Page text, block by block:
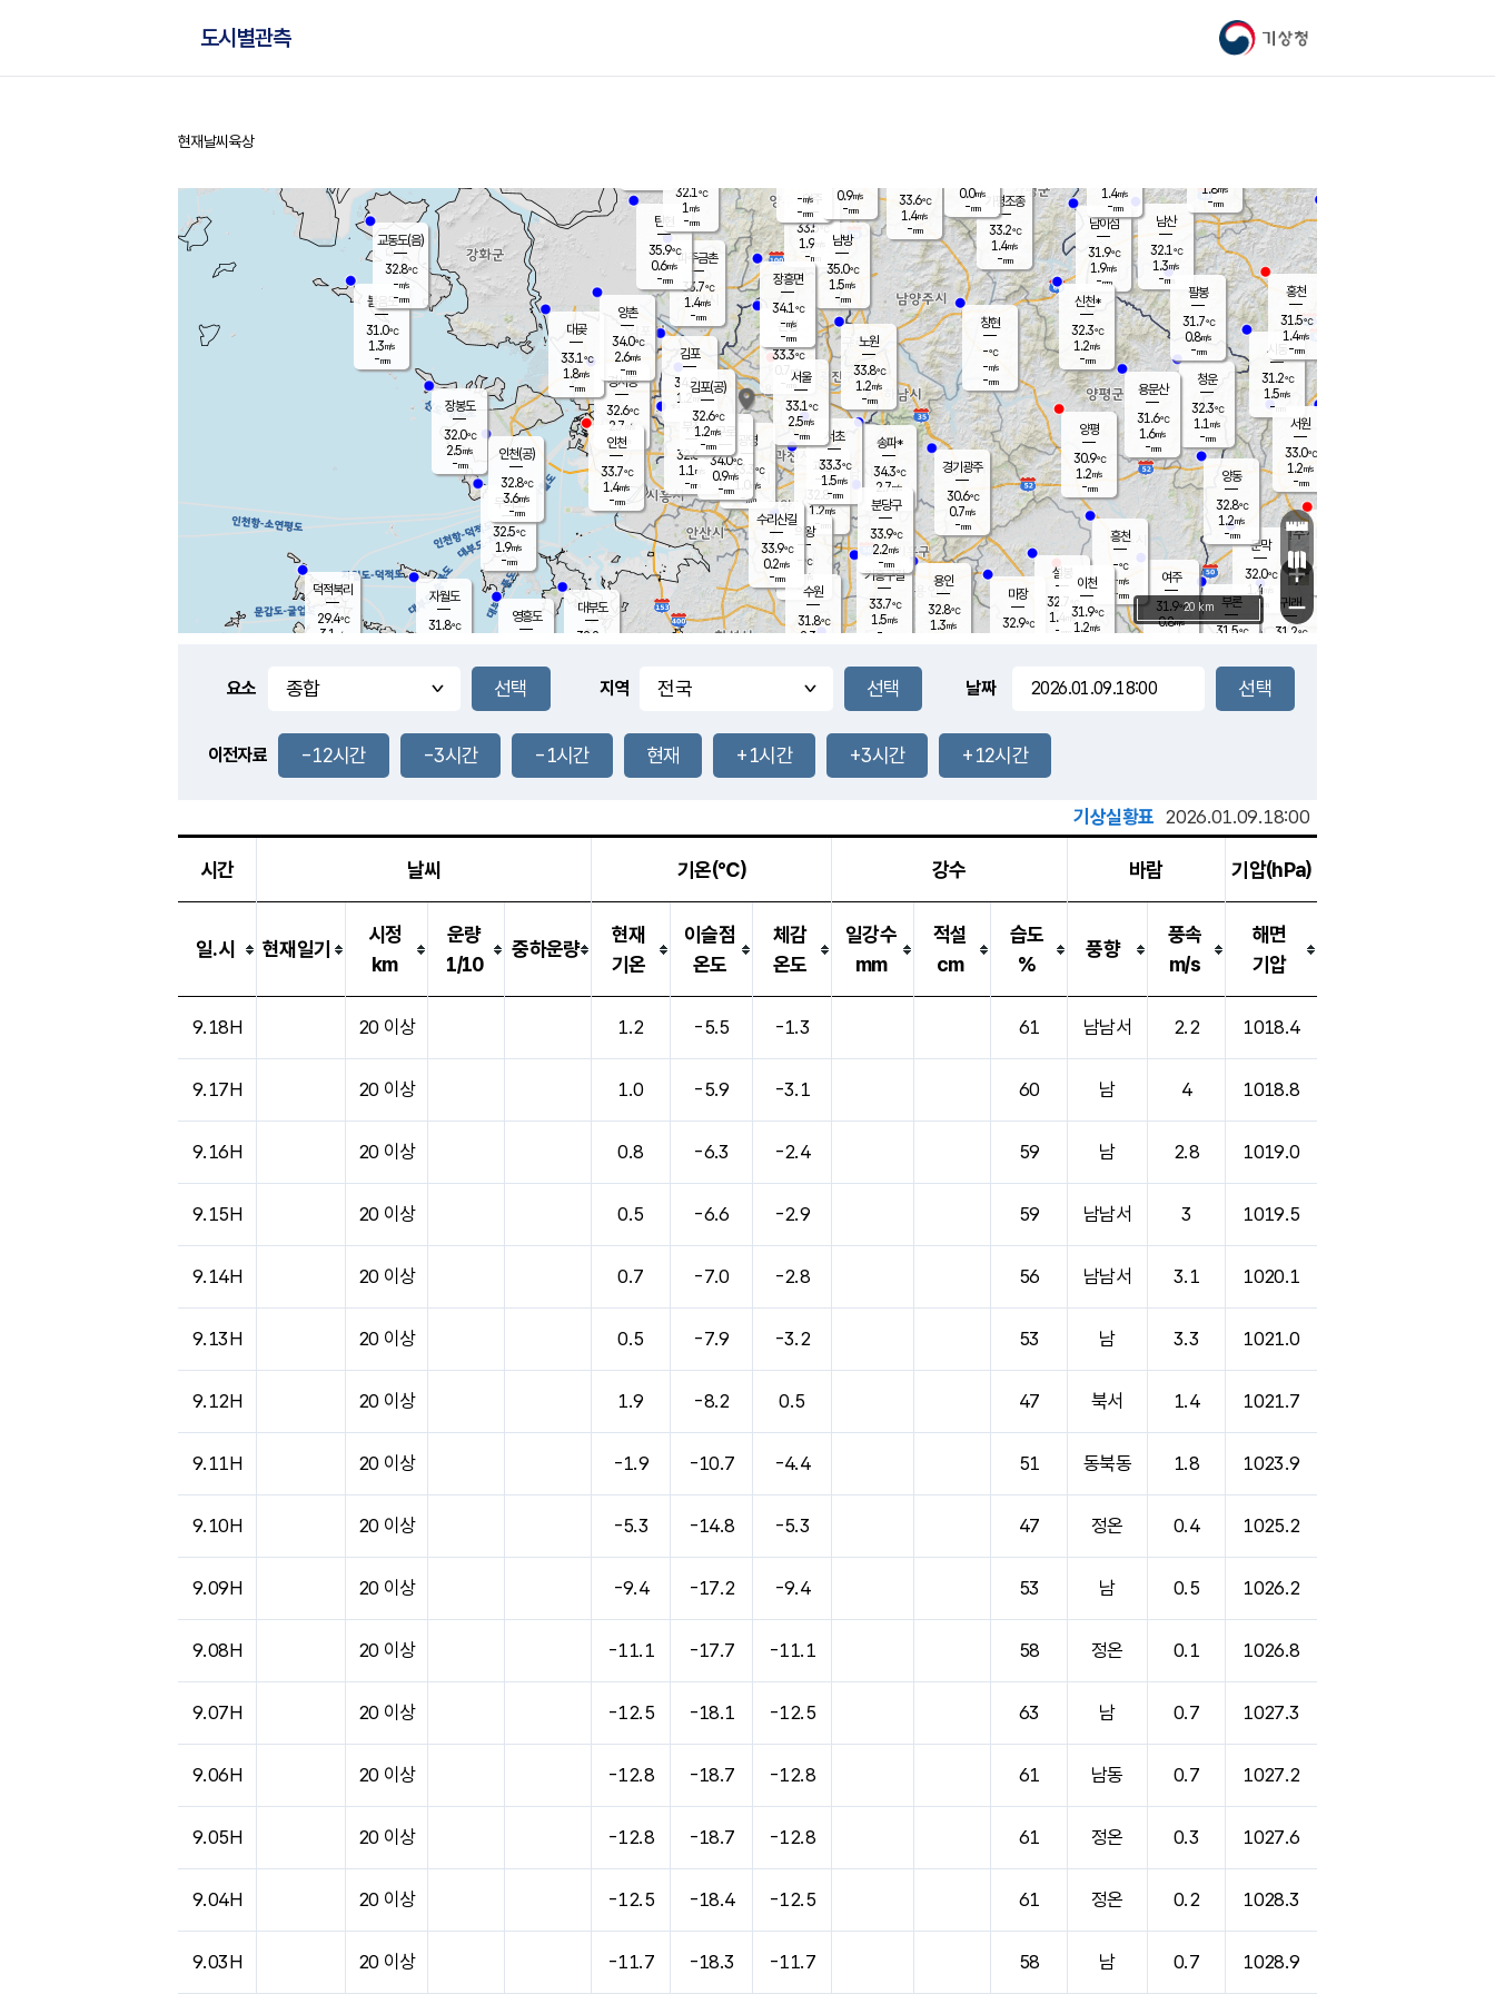
기상청
도시별관측
홈
현재날씨 육상
풍도
1.1m/s
문막
32.0℃
1.4m/s
mm
남이섬
31.9℃
1.9m/s
-mm
무의도
32.5℃
1.9m/s
-mm
영흥도
볼음도
31.0℃
1.3m/s
-mm
자월도
31.8℃
양주
33.5℃
1.9
-mm
부론
31.5℃
과천
32.8℃
1.2m/s
- mm
남산
32.1℃
1.3m/s
-mm
장봉도
32.0℃
2.5m/s
-mm
-mm
청운
32.3℃
1.1 m/s
-mm
팔봉
31.7℃
0.8m/s
-mm
-mm
용인
32.8℃
1.3m/s
여주
31.9℃
0.8m/s
양동
32.8℃
1.2m/s
-mm
경기광주
30.6℃
0.7m/s
-mm
장호원
1.4m/s
-mm
32.2
℃
대부도
32.2
-
경서동
32.6℃
2.7 m/s
-mm
파주금촌
33.7℃
1.4m/s
-mm
가평조종
33.2℃
1.4m/s
-mm
33.6℃
1.4m/s
-mm
대곶
33.1℃
1.8m/s
-mm
신천*
32.3℃
1.2m/s
-mm
창현
-℃
-m/s
-mm
탄현
35.9℃
0.6m/s
-mm
0.0m/s
-mm
33.2℃
2.0m/s
-mm
흥천
-℃
-m/s
-mm
마장
32.9℃
의왕
- ℃
m/s
mm
김포
34.9℃
1.2 m/s
mm
설봉
32.7
1.4 m/s
- mm
광명
33.3 ℃
1.0 m/s
-mm
부천
32.6℃
1.1 m/s
-mm
-mm
양촌
34.0℃
2.6m/s
-mm
구로
34.0℃
0.9m/s
-mm
은평
33.3℃
0.7 m/s
- mm
노원
33.8℃
1.2m/s
-mm
송파*
34.3℃
2.7m/s
-mm
서초
33.3℃
1.5m/s
-mm
남방
35.0℃
1.5m/s
-mm
기흥구갈
33.7℃
1.5m/s
-
수리산길
33.9℃
0.2m/s
-mm
분당구
33.9℃
2.2m/s
-mm
장흥면
34.1℃
-m/s
-mm
-m/s
-mm
시동
31.2℃
1.5m/s
- mm
귀래
31.2℃
서원
33.0℃
1.2m/s
-mm
용문산
31.6℃
1.6m/s
-mm
덕적북리
29.4℃
3.1 m/s
인천(공)
32.8℃
3.6m/s
-mm
김포(공)
32.6℃
1.2m/s
-mm
교동도(음)
32.8℃
-m/s
-mm
홍천
31.5℃
1.4m/s
-mm
이천
31.9℃
1.2m/s
양평
30.9℃
1.2m/s
-mm
수원
31.8℃
2.3 m/s
인천
33.7℃
1.4m/s
-mm
서울
33.1℃
2.5m/s
-mm
1.8m/s
-mm
32.1℃
1 m/s
-mm
0.9m/s
-mm
+
−
20 km
요소 지역 날짜
이전자료 -12시간 -3시간 -1시간 현재 +1시간 +3시간 +12시간
기상실황표 2026.01.09.18:00
시간 날씨 기온(℃) 강수 바람 기압(hPa)
일.시 현재일기
시정
km
운량
1/10
중하운량
현재
기온
이슬점
온도
체감
온도
일강수
mm
적설
cm
습도
%
풍향
풍속
m/s
해면
기압
9.18H 20 이상 1.2 -5.5 -1.3 61 남남서 2.2 1018.4
9.17H 20 이상 1.0 -5.9 -3.1 60 남 4 1018.8
9.16H 20 이상 0.8 -6.3 -2.4 59 남 2.8 1019.0
9.15H 20 이상 0.5 -6.6 -2.9 59 남남서 3 1019.5
9.14H 20 이상 0.7 -7.0 -2.8 56 남남서 3.1 1020.1
9.13H 20 이상 0.5 -7.9 -3.2 53 남 3.3 1021.0
9.12H 20 이상 1.9 -8.2 0.5 47 북서 1.4 1021.7
9.11H 20 이상 -1.9 -10.7 -4.4 51 동북동 1.8 1023.9
9.10H 20 이상 -5.3 -14.8 -5.3 47 정온 0.4 1025.2
9.09H 20 이상 -9.4 -17.2 -9.4 53 남 0.5 1026.2
9.08H 20 이상 -11.1 -17.7 -11.1 58 정온 0.1 1026.8
9.07H 20 이상 -12.5 -18.1 -12.5 63 남 0.7 1027.3
9.06H 20 이상 -12.8 -18.7 -12.8 61 남동 0.7 1027.2
9.05H 20 이상 -12.8 -18.7 -12.8 61 정온 0.3 1027.6
9.04H 20 이상 -12.5 -18.4 -12.5 61 정온 0.2 1028.3
9.03H 20 이상 -11.7 -18.3 -11.7 58 남 0.7 1028.9